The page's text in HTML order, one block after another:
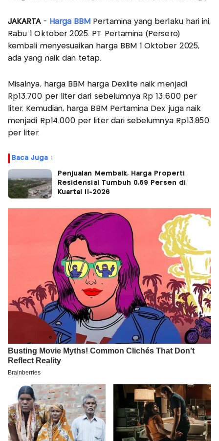
JAKARTA- Harga BBM
Pertamina yang berlaku hari ini,
Rabu 1 Oktober 2025. PT Pertamina (Persero)
kembali menyesuaikan harga BBM 1 Oktober 2025,
ada yang naik dan tetap.
Misalnya, harga BBM harga Dexlite naik menjadi
Rp13.700 per liter dari sebelumnya Rp 13.600 per
liter. Kemudian, harga BBM Pertamina Dex juga naik
menjadi Rp14.000 per liter dari sebelumnya Rp13.850
per liter.
Baca Juga :
Penjualan Membaik, Harga Properti
Residensial Tumbuh 0,69 Persen di
Kuartal II-2026